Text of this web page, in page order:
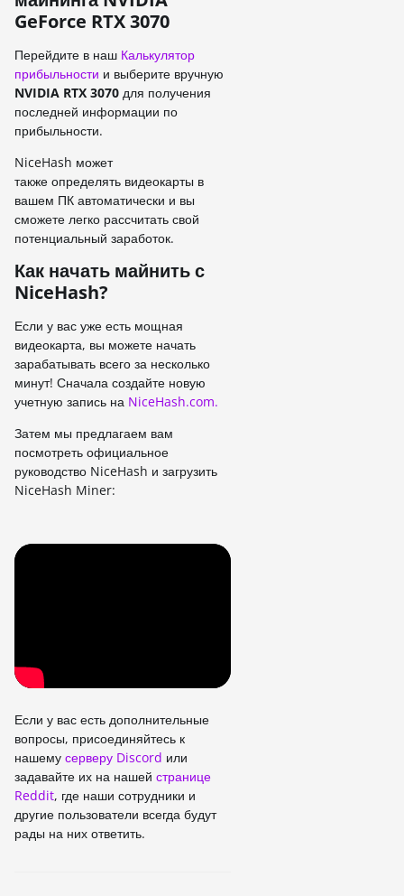
GeForce RTX 3070
Перейдите в наш Калькулятор
прибыльности и выберите вручную
NVIDIA RTX 3070 для получения
последней информации по
прибыльности.
NiceHash может
также определять видеокарты в
вашем ПК автоматически и вы
сможете легко рассчитать свой
потенциальный заработок.
Как начать майнить с
NiceHash?
Если у вас уже есть мощная
видеокарта, вы можете начать
зарабатывать всего за несколько
минут! Сначала создайте новую
учетную запись на NiceHash.com.
Затем мы предлагаем вам
посмотреть официальное
руководство NiceHash и загрузить
NiceHash Miner:
Если у вас есть дополнительные
вопросы, присоединяйтесь к
нашему серверу Discord или
задавайте их на нашей странице
Reddit, где наши сотрудники и
другие пользователи всегда будут
рады на них ответить.